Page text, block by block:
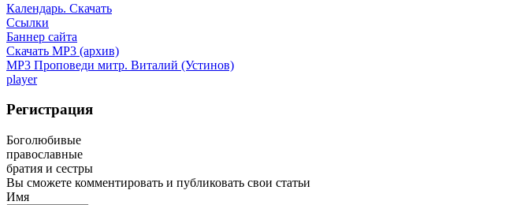
Календарь. Скачать
Ссылки
Баннер сайта
Скачать MP3 (архив)
MP3 Проповеди митр. Виталий (Устинов)
player
Регистрация
Боголюбивые
православные
братия и сестры
Вы сможете комментировать и публиковать свои статьи
Имя